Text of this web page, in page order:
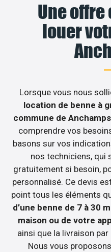
Une
louer
Lorsque vous nous
location de benne à
commune de Anchamps
comprendre vos
basons sur vos
nos techniciens, qui
gratuitement si besoin,
personnalisé. Ce devis
point tous les éléments
d’une benne de 7 à 30
maison ou de votre
ainsi que la livraison
Nous vous